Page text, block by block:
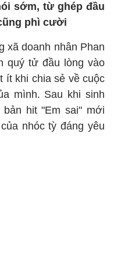
sớm, từ ghép đầu
phì cười
xã doanh nhân Phan
quý tử đầu lòng vào
ít khi chia sẻ về cuộc
mình. Sau khi sinh
hit "Em sai" mới
nhóc tỳ đáng yêu